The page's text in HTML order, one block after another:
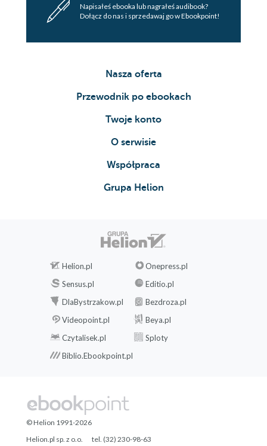
Napisałeś ebooka lub nagrałeś audibook?
Dołącz do nas i sprzedawaj go w Ebookpoint!
Nasza oferta
Przewodnik po ebookach
Twoje konto
O serwisie
Współpraca
Grupa Helion
Helion.pl
Onepress.pl
Sensus.pl
Editio.pl
DlaBystrzakow.pl
Bezdroza.pl
Videopoint.pl
Beya.pl
Czytalisek.pl
Sploty
Biblio.Ebookpoint.pl
© Helion 1991-2026
Helion.pl sp. z o.o.
tel. (32) 230-98-63